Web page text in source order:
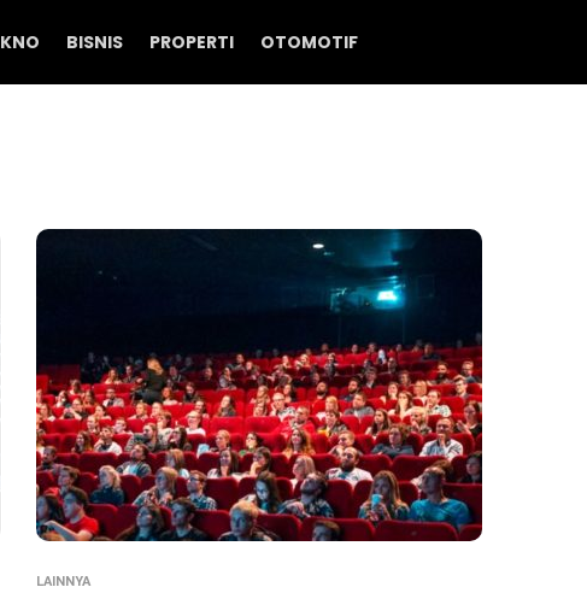
BISNIS PROPERTI OTOMOTIF
LAINNYA